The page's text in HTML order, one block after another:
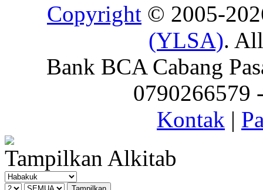
Copyright © 2005-
(YLSA).
Bank BCA Cabang
0790266579
Kontak |
Tampilkan Alkitab